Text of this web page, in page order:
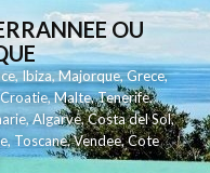
OU
,Ibiza,Majorque,Grece,
Croatie,Malte,Tenerife,
,Algarve,Costa del Sol,
,Toscane,Vendee,Cote